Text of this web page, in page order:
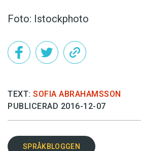
Foto: Istockphoto
TEXT: SOFIA ABRAHAMSSON
PUBLICERAD 2016-12-07
SPRÅKBLOGGEN